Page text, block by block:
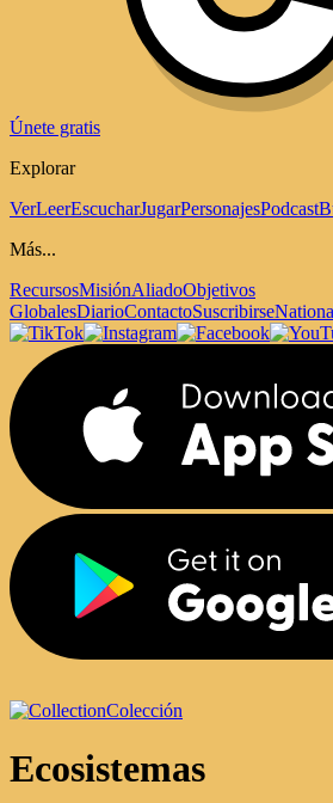
Únete gratis
Explorar
VerLeerEscucharJugarPersonajesPodcast
Más...
RecursosMisiónAliadoObjetivos
GlobalesDiarioContactoSuscribirse
Colección
Ecosistemas